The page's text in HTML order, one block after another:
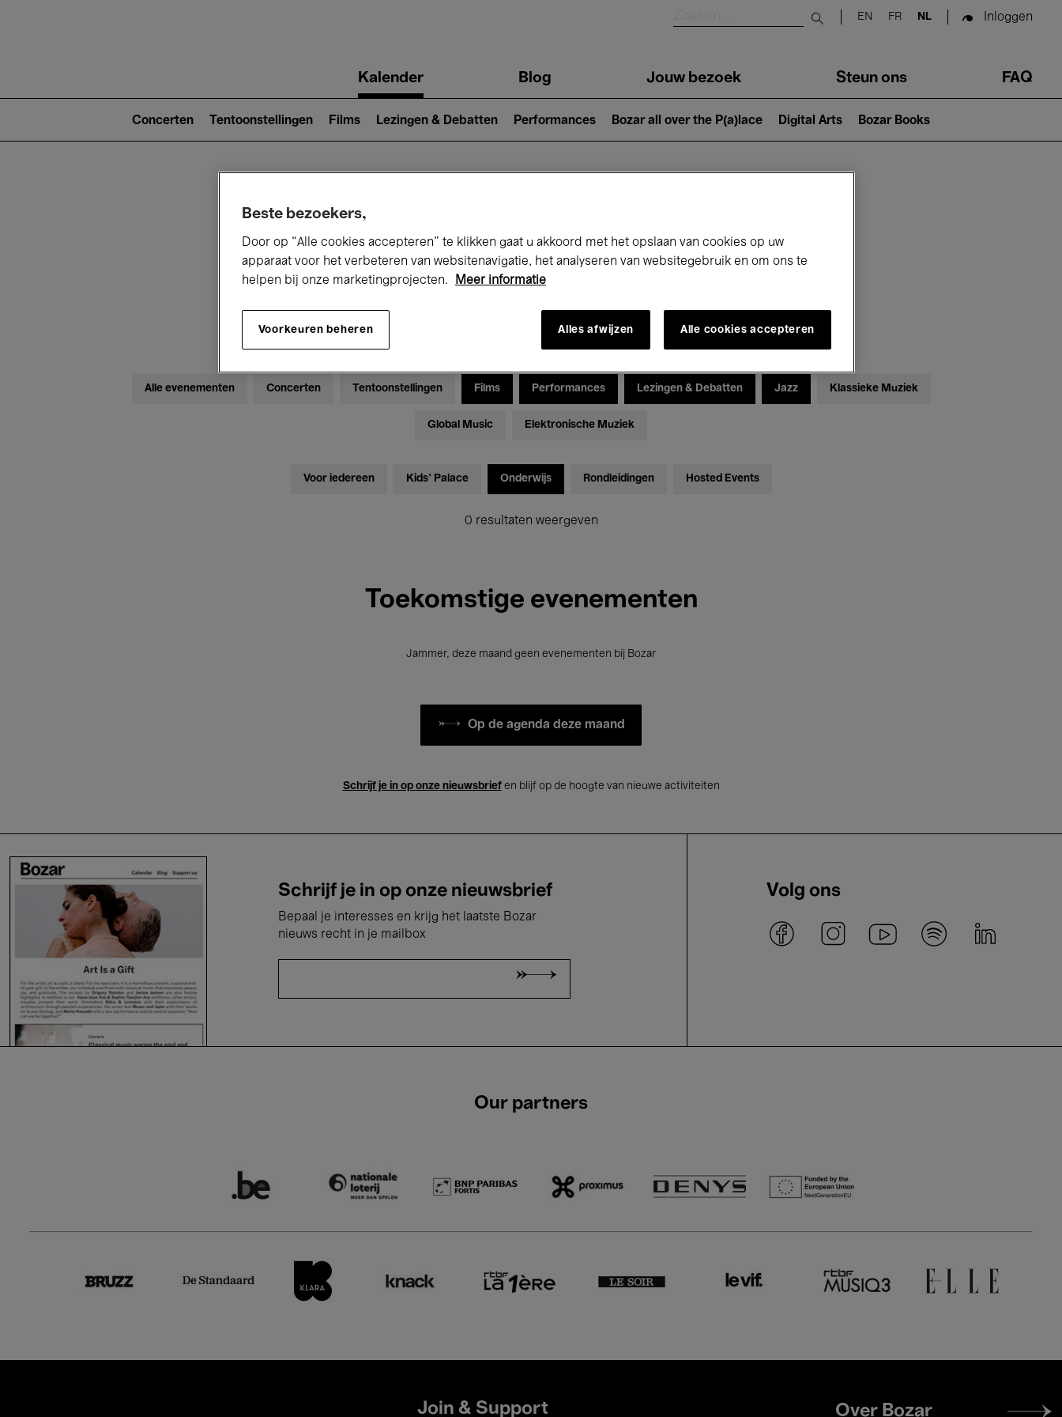
Submit search
EN FR NL Inloggen
navigationKalender Blog Jouw bezoek Steun ons FAQ
2)
Concerten Tentoonstellingen Films Lezingen & Debatten Performances Bozar all over the P(a)lace Digital Arts Bozar Books
Alle evenementen Concerten Tentoonstellingen Films Performances Lezingen & Debatten Jazz Klassieke Muziek
Global Music Elektronische Muziek
Voor iedereen Kids’ Palace Onderwijs Rondleidingen Hosted Events
0 resultaten weergeven
Toekomstige evenementen
Jammer, deze maand geen evenementen bij Bozar
Op de agenda deze maand
Schrijf je in op onze nieuwsbriefen blijf op de hoogte van nieuwe activiteiten
Schrijf je in op onze nieuwsbrief
Bepaal je interesses en krijg het laatste Bozar
nieuws recht in je mailbox
Volg ons
Our partners
Join & Support
Footer
Over Bozar
Beste bezoekers,
Door op “Alle cookies accepteren” te klikken gaat u akkoord met het opslaan van cookies op uw
apparaat voor het verbeteren van websitenavigatie, het analyseren van websitegebruik en om ons te
helpen bij onze marketingprojecten.
Meer informatie
Voorkeuren beheren Alles afwijzen Alle cookies accepteren